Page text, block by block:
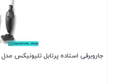
جاروبرقی استاده پرتابل تلیونیکس مدل 4905